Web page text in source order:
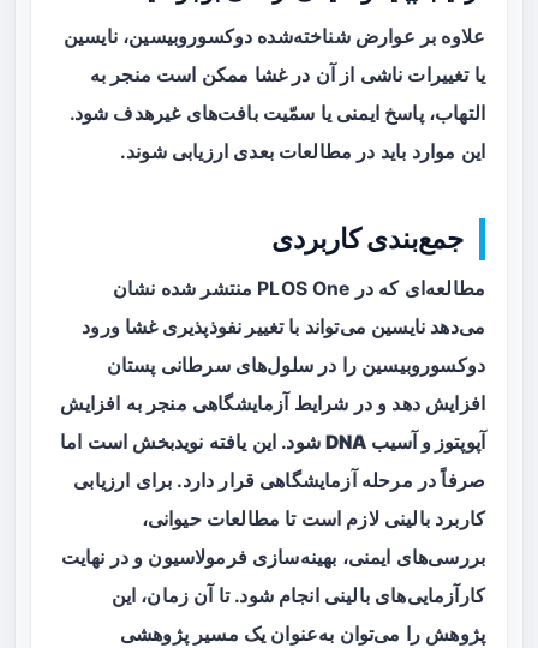
علاوه بر عوارض شناخته‌شده دوکسوروبیسین، نایسین
یا تغییرات ناشی از آن در غشا ممکن است منجر به
التهاب، پاسخ ایمنی یا سمّیت بافت‌های غیرهدف شود.
این موارد باید در مطالعات بعدی ارزیابی شوند.
جمع‌بندی کاربردی
مطالعه‌ای که در PLOS One منتشر شده نشان
می‌دهد نایسین می‌تواند باتغییر نفوذپذیری غشا ورود
دوکسوروبیسین را در سلول‌های سرطانی پستان
افزایش دهد و در شرایط آزمایشگاهی منجر به افزایش
آپوپتوز و آسیب DNA
شود. این یافته نویدبخش است اما
صرفاً در مرحله آزمایشگاهی قرار دارد. برای ارزیابی
کاربرد بالینی لازم است تا مطالعات حیوانی،
بررسی‌های ایمنی، بهینه‌سازی فرمولاسیون و در نهایت
کارآزمایی‌های بالینی انجام شود. تا آن زمان، این
پژوهش را می‌توان به‌عنوان یک مسیر پژوهشی